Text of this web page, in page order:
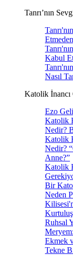
Tanrı’nın
Kabul
Nasıl
Katolik İnancı
Ezo
Katolik
Nedir?
Katolik
Nedir?
Anne?”
Katolik
Bir
Neden
Ruhsal
Ekmek
Tekne